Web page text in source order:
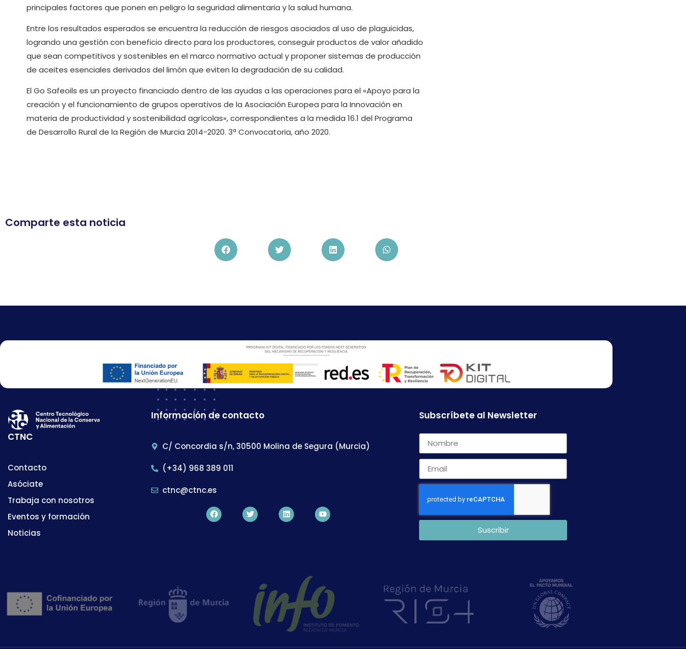
principales factores que ponen en peligro la seguridad alimentaria y la salud humana.
Entre los resultados esperados se encuentra la reducción de riesgos asociados al uso de plaguicidas,
logrando una gestión con beneficio directo para los productores, conseguir productos de valor añadido
que sean competitivos y sostenibles en el marco normativo actual y proponer sistemas de producción
de aceites esenciales derivados del limón que eviten la degradación de su calidad.
El Go Safeoils es un proyecto financiado dentro de las ayudas a las operaciones para el «Apoyo para la
creación y el funcionamiento de grupos operativos de la Asociación Europea para la Innovación en
materia de productividad y sostenibilidad agrícolas», correspondientes a la medida 16.1 del Programa
de Desarrollo Rural de la Región de Murcia 2014-2020. 3ª Convocatoria, año 2020.
Comparte esta noticia
CTNC
Contacto
Asóciate
Trabaja con nosotros
Eventos y formación
Noticias
Información de contacto
C/ Concordia s/n, 30500 Molina de Segura (Murcia)
(+34) 968 389 011
ctnc@ctnc.es
Subscríbete al Newsletter
Suscribir